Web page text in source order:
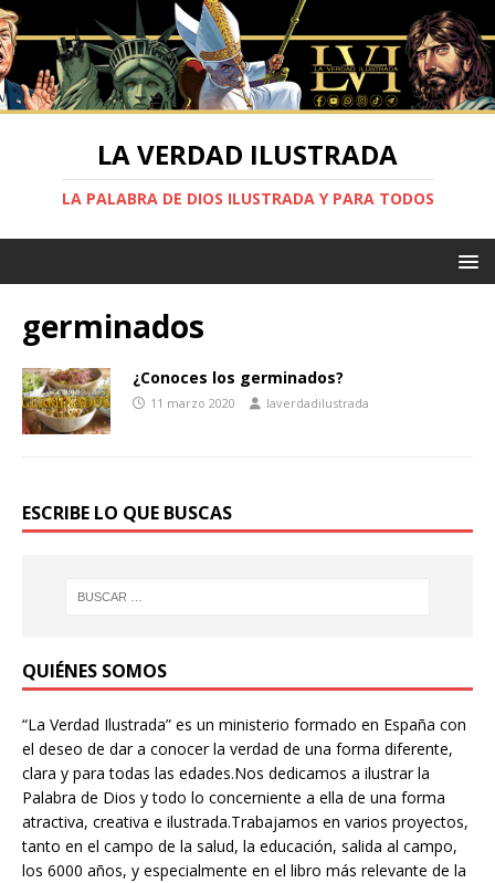
LA VERDAD ILUSTRADA
LA PALABRA DE DIOS ILUSTRADA Y PARA TODOS
germinados
¿Conoces los germinados?
11 marzo 2020 laverdadilustrada
ESCRIBE LO QUE BUSCAS
QUIÉNES SOMOS
“La Verdad Ilustrada” es un ministerio formado en España con
el deseo de dar a conocer la verdad de una forma diferente,
clara y para todas las edades.Nos dedicamos a ilustrar la
Palabra de Dios y todo lo concerniente a ella de una forma
atractiva, creativa e ilustrada.Trabajamos en varios proyectos,
tanto en el campo de la salud, la educación, salida al campo,
los 6000 años, y especialmente en el libro más relevante de la